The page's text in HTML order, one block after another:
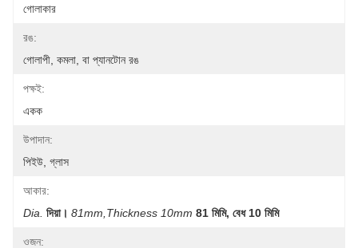
গোলাকার
রঙ:
গোলাপী, কমলা, বা প্যানটোন রঙ
পক্ষই:
একক
উপাদান:
পিইউ, গ্লাস
আকার:
Dia. দিয়া। 81mm,thickness 10mm 81 মিমি, বেধ 10 মিমি
ওজন: